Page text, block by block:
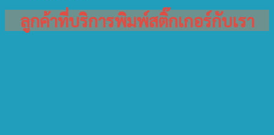
ลูกค้าที่บริการพิมพ์สติ๊กเกอร์กับเรา